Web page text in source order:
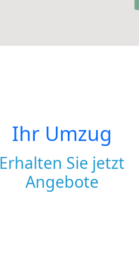
Ihr Umzug
Erhalten Sie jetzt
Angebote